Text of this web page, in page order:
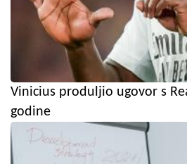
Vinicius produljio ugovor s
godine